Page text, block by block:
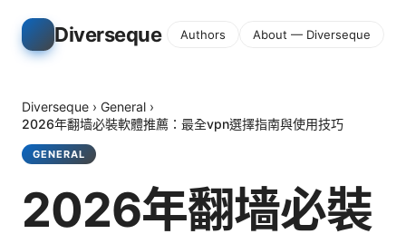
Diverseque Authors About — Diverseque
Diverseque › General ›
2026年翻墙必裝軟體推薦：最全vpn選擇指南與使用技巧
GENERAL
2026年翻墙必裝